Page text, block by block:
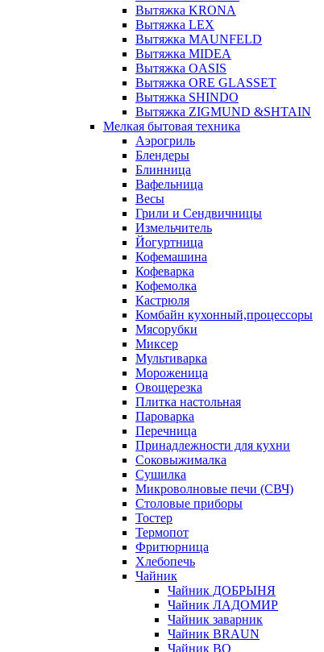
Вытяжка KRONA
Вытяжка LEX
Вытяжка MAUNFELD
Вытяжка MIDEA
Вытяжка OASIS
Вытяжка ORE GLASSET
Вытяжка SHINDO
Вытяжка ZIGMUND &SHTAIN
Мелкая бытовая техника
Аэрогриль
Блендеры
Блинница
Вафельница
Весы
Грили и Сендвичницы
Измельчитель
Йогуртница
Кофемашина
Кофеварка
Кофемолка
Кастрюля
Комбайн кухонный,процессоры
Мясорубки
Миксер
Мультиварка
Мороженица
Овощерезка
Плитка настольная
Пароварка
Перечница
Принадлежности для кухни
Соковыжималка
Сушилка
Микроволновые печи (СВЧ)
Столовые приборы
Тостер
Термопот
Фритюрница
Хлебопечь
Чайник
Чайник ДОБРЫНЯ
Чайник ЛАДОМИР
Чайник заварник
Чайник BRAUN
Чайник BQ